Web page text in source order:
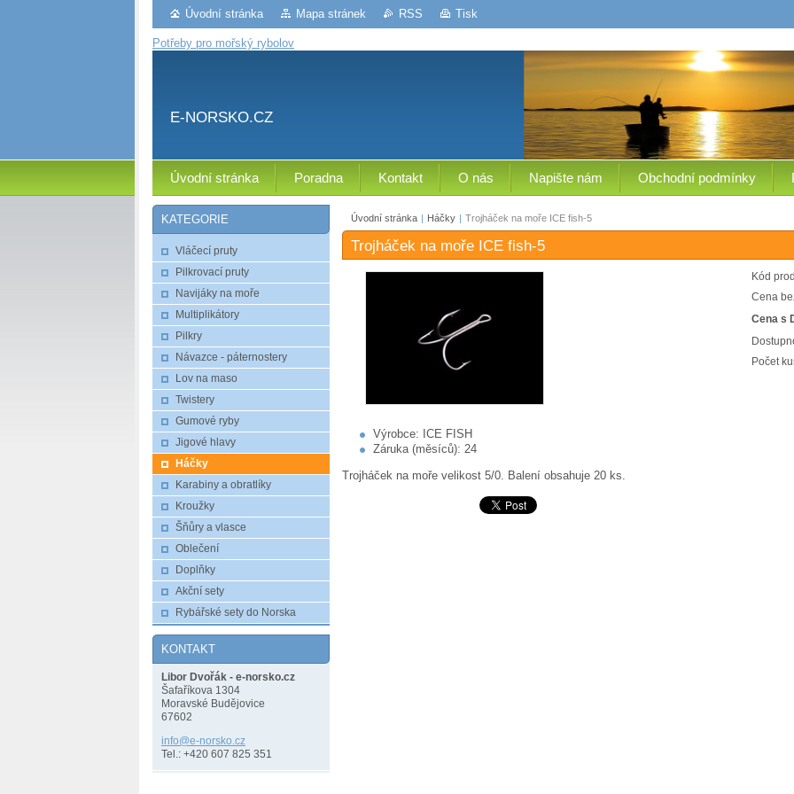
Úvodní stránka Mapa stránek RSS Tisk
Potřeby pro mořský rybolov
E-NORSKO.CZ
Úvodní stránka Poradna Kontakt O nás Napište nám Obchodní podmínky
Úvodní stránka | Háčky | Trojháček na moře ICE fish-5
Trojháček na moře ICE fish-5
Výrobce: ICE FISH
Záruka (měsíců): 24
Kód
Cena
Cena s
Počet
Trojháček na moře velikost 5/0. Balení obsahuje 20 ks.
KATEGORIE
Vláčecí pruty
Pilkrovací pruty
Navijáky na moře
Multiplikátory
Pilkry
Návazce - páternostery
Lov na maso
Twistery
Gumové ryby
Jigové hlavy
Háčky
Karabiny a obratlíky
Kroužky
Šňůry a vlasce
Oblečení
Doplňky
Akční sety
Rybářské sety do Norska
KONTAKT
Libor Dvořák - e-norsko.cz
Šafaříkova 1304
Moravské Budějovice
67602
info@e-norsko.cz
Tel.: +420 607 825 351